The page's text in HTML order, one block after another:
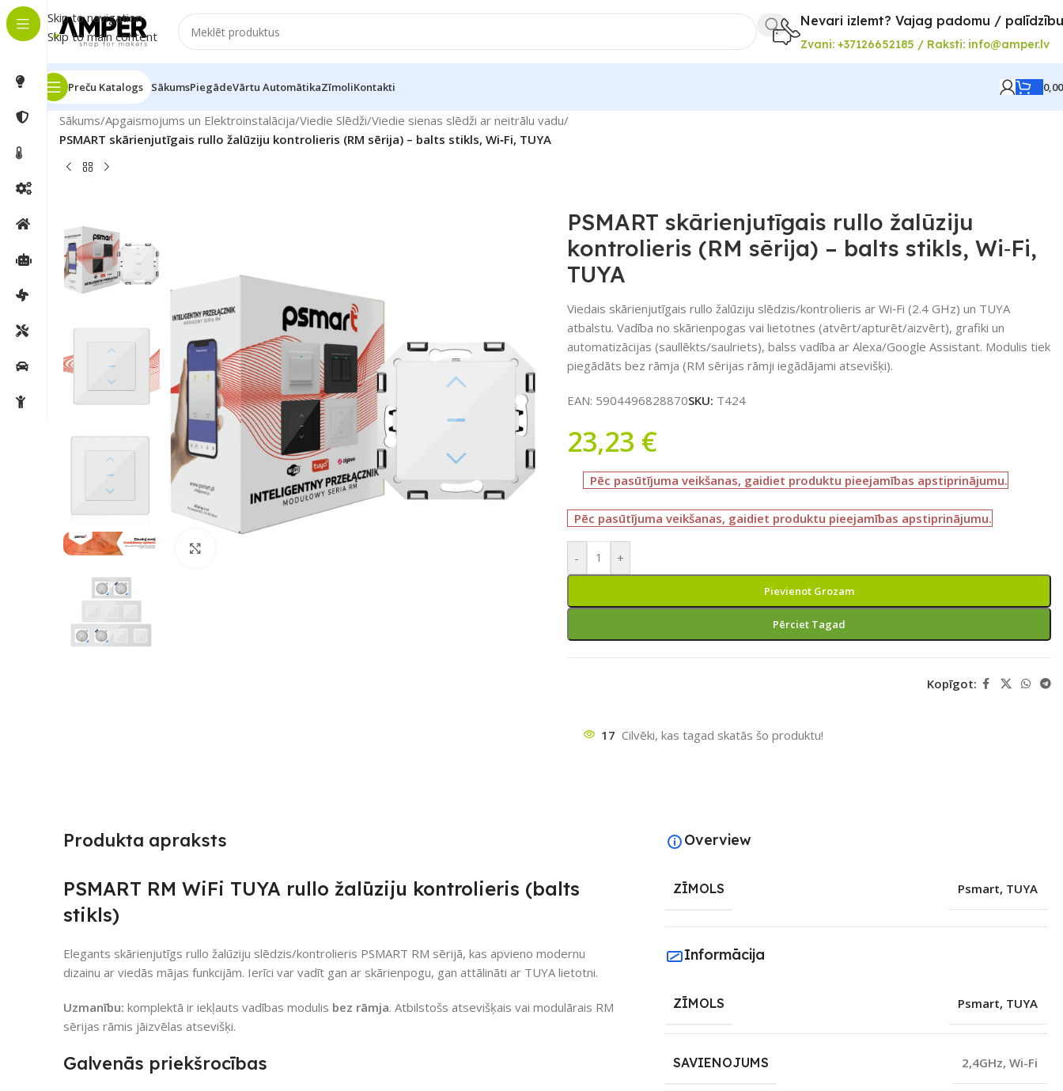
Skip to navigation
Skip to main content
Nevari izlemt? Vajag padomu /
Zvani: +37126652185 / Raksti: info@amper.lv
Preču Katalogs SākumsPiegādeVārtu AutomātikaZīmoliKontakti
Sākums/Apgaismojums un Elektroinstalācija/Viedie Slēdži/Viedie sienas slēdži ar neitrālu vadu/
PSMART skārienjutīgais rullo žalūziju kontrolieris (RM sērija) – balts stikls, Wi‑Fi, TUYA
PSMART skārienjutīgais rullo žalūziju
kontrolieris (RM sērija) – balts stikls, Wi‑Fi,
TUYA
Viedais skārienjutīgais rullo žalūziju slēdzis/kontrolieris ar Wi‑Fi (2.4 GHz) un TUYA
atbalstu. Vadība no skārienpogas vai lietotnes (atvērt/apturēt/aizvērt), grafiki un
automatizācijas (saullēkts/saulriets), balss vadība ar Alexa/Google Assistant. Modulis tiek
piegādāts bez rāmja (RM sērijas rāmji iegādājami atsevišķi).
EAN: 5904496828870SKU: T424
23,23 €
Pēc pasūtījuma veikšanas, gaidiet produktu pieejamības apstiprinājumu.
Pēc pasūtījuma veikšanas, gaidiet produktu pieejamības apstiprinājumu.
- +
Pievienot Grozam
Pērciet Tagad
Kopīgot:
17 Cilvēki, kas tagad skatās šo produktu!
Produkta apraksts
PSMART RM WiFi TUYA rullo žalūziju kontrolieris (balts
stikls)
Elegants skārienjutīgs rullo žalūziju slēdzis/kontrolieris PSMART RM sērijā, kas apvieno modernu
dizainu ar viedās mājas funkcijām. Ierīci var vadīt gan ar skārienpogu, gan attālināti ar TUYA lietotni.
Uzmanību: komplektā ir iekļauts vadības modulis bez rāmja. Atbilstošs atsevišķais vai modulārais RM
sērijas rāmis jāizvēlas atsevišķi.
Galvenās priekšrocības
Overview
ZĪMOLS Psmart, TUYA
Informācija
ZĪMOLS Psmart, TUYA
SAVIENOJUMS 2,4GHz, Wi-Fi